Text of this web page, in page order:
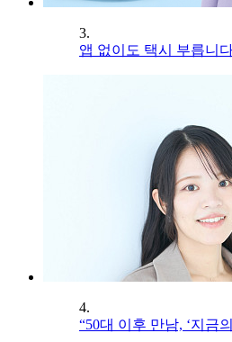
3.
앱 없이도 택시 부릅니
4.
“50대 이후 만남, ‘지금